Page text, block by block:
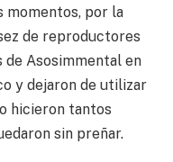
momentos, por la
de reproductores
de Asosimmental en
y dejaron de utilizar
hicieron tantos
sin preñar.